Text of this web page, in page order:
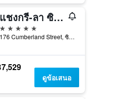
แชงกรี-ลา ซิดนีย์
5 ดาว
176 Cumberland Street, ซิดนีย์, NSW, ออสเตรเลีย
ดูข้อเสนอ